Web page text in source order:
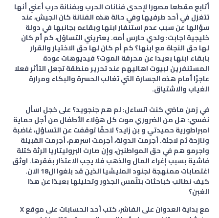
أتابع مقطعا مصورا لإحدى فنانات الحرب وبفنانة حرب أعني أنها
تتغزل في أحد طرفيها وفي حالة هذه الفنانة كان الجيش، عند
سؤالها عن سبب عدم استنفار ابنها وبقاءه بجانبها في دولة
خليجية اجابت: ولدي حارس أمه. يعتريني التساؤل، كم أم كان
لها حق النجاة مع ابنها؟ كم أم كان لها حق الاختيار والقرار
بابقاء ابنها بعيدا عن محرقة الموت؟ فيديوهات عودة
المستنفرين لبيوت اهاليهم عند تحرير منطقة تجعل التأثر فعلا
عاجزًا أمام هذه الجسارة التي تغالب الحسرة والبكاء ومرارة
الغياب والاشتياق.
في زمن ماضي كنت اتساءل: لم هم جنجويد؟ على خجل اسأل
نفسي: هل من الضروري موت كل هؤلاء الأطفال من أجل حماية
امبراطورية حميدتي و بن زايد؟ لاحقًا توقفت عن التساؤل، غاضبة
ونازحة ثم لاجئة. أجرمت الدولة، أجرمت اسرهم، أجرمت القبيلة
واجرمو هم في حق المواطنين، وإن صارت البروليتاريا الرثة كتلة
فاشية بسبب إغراء المال والذهب فلا يجب الاعتذار بفقرها. اوثق
اغتصابات ممنهجة لجنود المليشيا الذين قد بلغوا ال18 الان.
كيف نطالب كباحثات بتلّمس الجذور وتحليلها بعيدًا عن هذا
الغبن؟
مع بداية العدوان على الفاشر، كتب أحد الحسابات على موقع X